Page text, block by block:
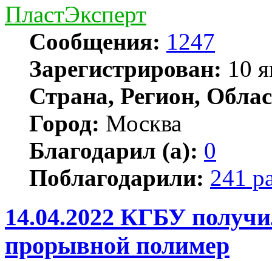
ПластЭксперт
Сообщения: 1247
Зарегистрирован: 10
Страна, Регион,
Город: Москва
Благодарил (а): 0
Поблагодарили: 241
14.04.2022 КГБУ
прорывной полимер